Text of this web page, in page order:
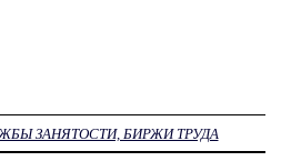
ЗАНЯТОСТИ, БИРЖИ ТРУДА